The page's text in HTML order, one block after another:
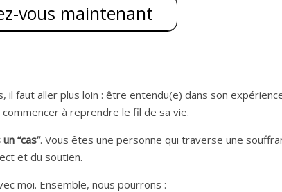
vous maintenant
il faut aller plus loin : être entendu(e) dans son
à reprendre le fil de sa vie.
“cas”. Vous êtes une personne qui traverse une
et du soutien.
moi. Ensemble, nous pourrons :